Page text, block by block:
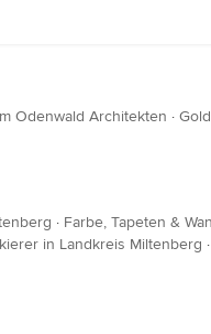
Odenwald Architekten ·
· Farbe, Tapeten &
in Landkreis Miltenberg ·